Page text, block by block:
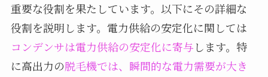
重要な役割を果たしています。以下にその詳細な
役割を説明します。電力供給の安定化に関しては
コンデンサは電力供給の安定化に寄与します。特
に高出力の脱毛機では、瞬間的な電力需要が大き